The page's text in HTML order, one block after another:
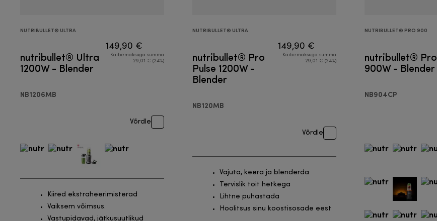
NUTRIBULLET® ULTRA
nutribullet® Ultra
1200W - Blender
NB1206MB
149,90 €
Käibemaksuga summa
29,01 € (24%)
Võrdle
Kiired ekstraheerimisterad
Vaiksem võimsus.
Vastupidavad, jätkusuutlikud
NUTRIBULLET® ULTRA
nutribullet® Pro
Pulse 1200W -
Blender
NB120MB
149,90 €
Käibemaksuga summa
29,01 € (24%)
Võrdle
Vajuta, keera ja blenderda
Tervislik toit hetkega
Lihtne puhastada
Hoolitsus sinu koostisosade eest
NUTRIBULLET® PRO 900
nutribullet® Pro
900W - Blender
NB904CP